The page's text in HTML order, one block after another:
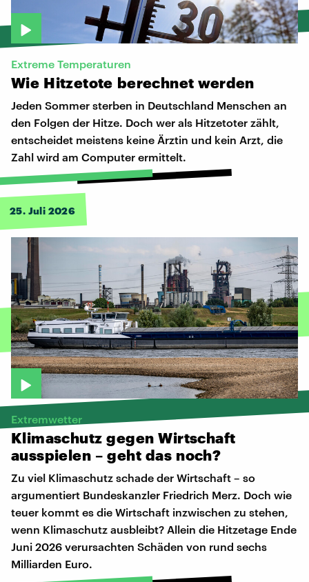
Extreme Temperaturen
Wie Hitzetote berechnet werden
Jeden Sommer sterben in Deutschland Menschen an
den Folgen der Hitze. Doch wer als Hitzetoter zählt,
entscheidet meistens keine Ärztin und kein Arzt, die
Zahl wird am Computer ermittelt.
25. Juli 2026
Extremwetter
Klimaschutz gegen Wirtschaft
ausspielen – geht das noch?
Zu viel Klimaschutz schade der Wirtschaft – so
argumentiert Bundeskanzler Friedrich Merz. Doch wie
teuer kommt es die Wirtschaft inzwischen zu stehen,
wenn Klimaschutz ausbleibt? Allein die Hitzetage Ende
Juni 2026 verursachten Schäden von rund sechs
Milliarden Euro.